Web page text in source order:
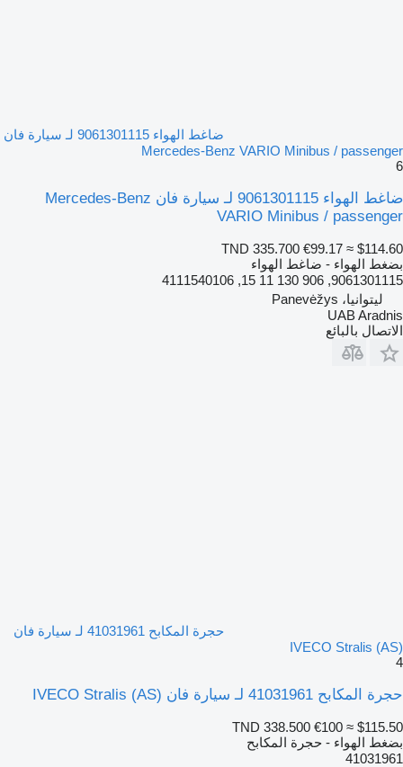
ضاغط الهواء 9061301115 لـ سيارة فان
Mercedes-Benz VARIO Minibus / passenger
6
ضاغط الهواء 9061301115 لـ سيارة فان Mercedes-Benz
VARIO Minibus / passenger
TND 335.700 €99.17 ≈ $114.60
بضغط الهواء - ضاغط الهواء
9061301115, 906 130 11 15, 4111540106
ليتوانيا، Panevėžys
UAB Aradnis
الاتصال بالبائع
حجرة المكابح 41031961 لـ سيارة فان
IVECO Stralis (AS)
4
حجرة المكابح 41031961 لـ سيارة فان IVECO Stralis (AS)
TND 338.500 €100 ≈ $115.50
بضغط الهواء - حجرة المكابح
41031961